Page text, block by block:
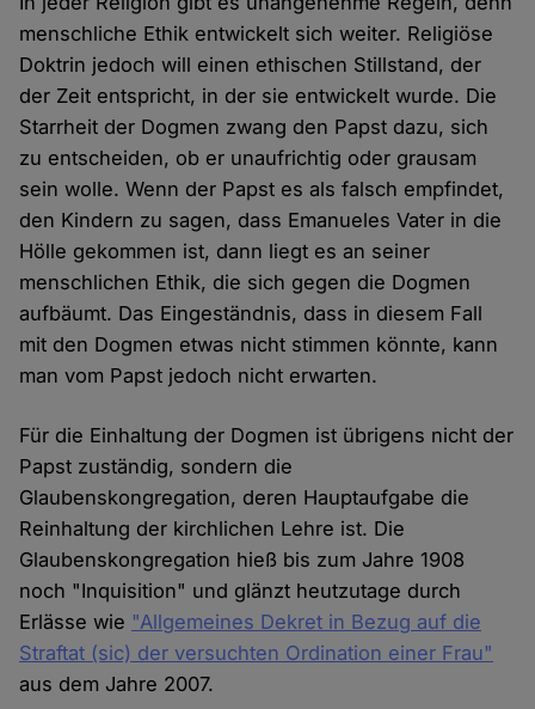
menschliche Ethik entwickelt sich weiter. Religiöse
Doktrin jedoch will einen ethischen Stillstand, der
der Zeit entspricht, in der sie entwickelt wurde. Die
Starrheit der Dogmen zwang den Papst dazu, sich
zu entscheiden, ob er unaufrichtig oder grausam
sein wolle. Wenn der Papst es als falsch empfindet,
den Kindern zu sagen, dass Emanueles Vater in die
Hölle gekommen ist, dann liegt es an seiner
menschlichen Ethik, die sich gegen die Dogmen
aufbäumt. Das Eingeständnis, dass in diesem Fall
mit den Dogmen etwas nicht stimmen könnte, kann
man vom Papst jedoch nicht erwarten.
Für die Einhaltung der Dogmen ist übrigens nicht der
Papst zuständig, sondern die
Glaubenskongregation, deren Hauptaufgabe die
Reinhaltung der kirchlichen Lehre ist. Die
Glaubenskongregation hieß bis zum Jahre 1908
noch "Inquisition" und glänzt heutzutage durch
Erlässe wie "Allgemeines Dekret in Bezug auf die
Straftat (sic) der versuchten Ordination einer Frau"
aus dem Jahre 2007.